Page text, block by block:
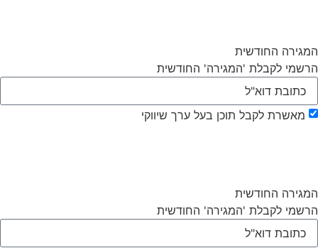
המגירה החודשית
הרשמי לקבלת 'המגירה' החודשית
מאשרת לקבל תוכן בעל ערך שיווקי
המגירה החודשית
הרשמי לקבלת 'המגירה' החודשית